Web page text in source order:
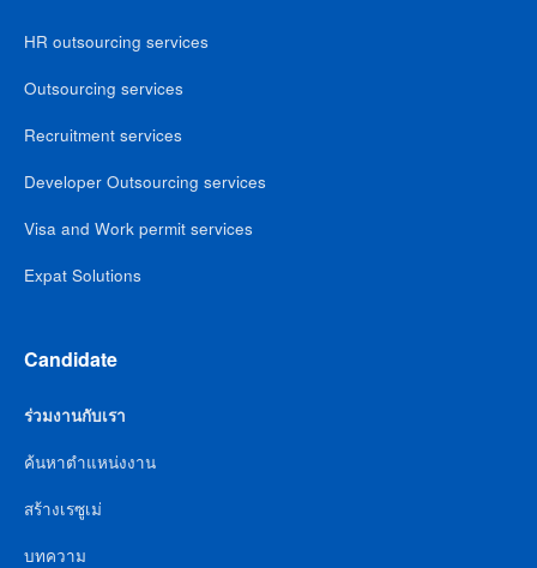
HR outsourcing services
Outsourcing services
Recruitment services
Developer Outsourcing services
Visa and Work permit services
Expat Solutions
Candidate
ร่วมงานกับเรา
ค้นหาตำแหน่งงาน
สร้างเรซูเม่
บทความ